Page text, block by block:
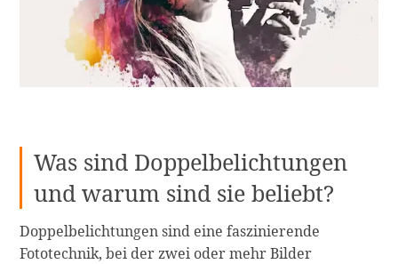
Was sind Doppelbelichtungen
und warum sind sie beliebt?
Doppelbelichtungen sind eine faszinierende
Fototechnik, bei der zwei oder mehr Bilder